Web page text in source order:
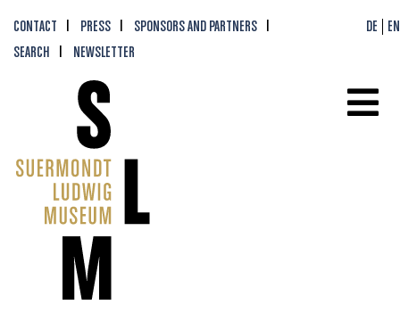
CONTACT PRESS
SPONSORS AND PARTNERS
SEARCH
NEWSLETTER
DE EN